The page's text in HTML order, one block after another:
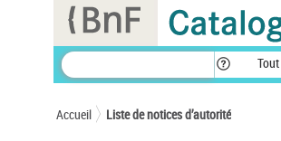
Tout
Accueil Liste de notices d’autorité
Panneau de gestion des cookies